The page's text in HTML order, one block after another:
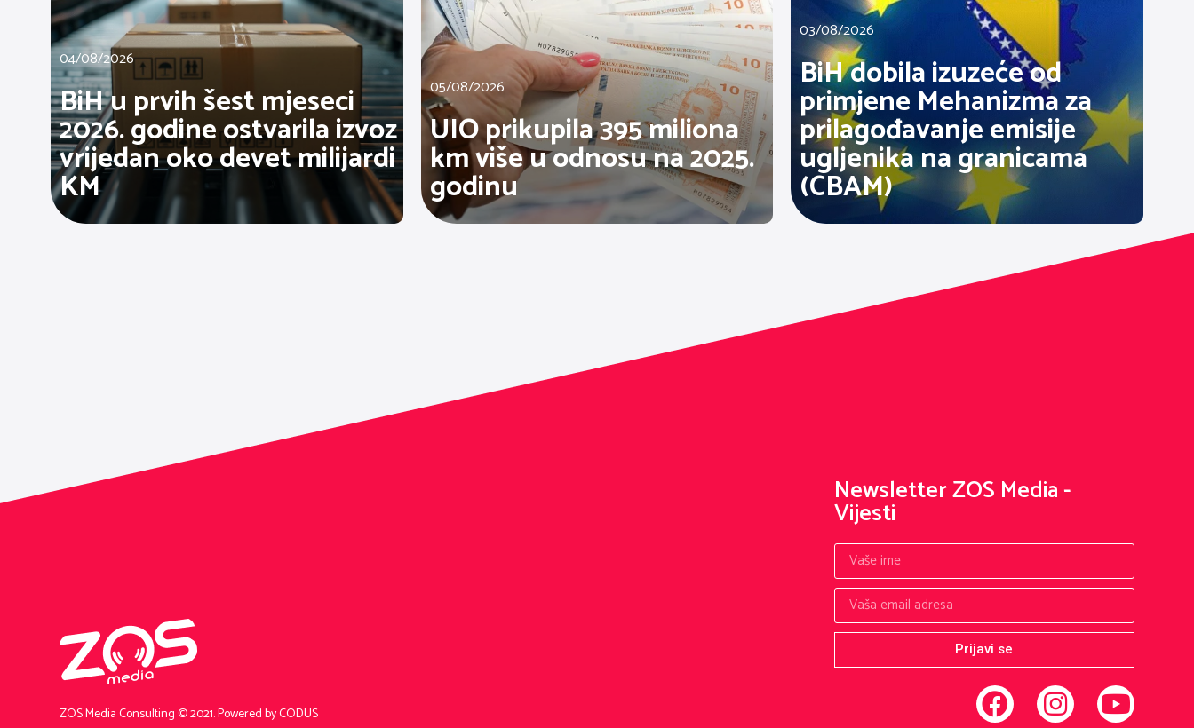
04/08/2026
BiH u prvih šest mjeseci
2026. godine ostvarila izvoz
vrijedan oko devet milijardi
KM
05/08/2026
UIO prikupila 395 miliona
km više u odnosu na 2025.
godinu
03/08/2026
BiH dobila izuzeće od
primjene Mehanizma za
prilagođavanje emisije
ugljenika na granicama
(CBAM)
ZOS Media Consulting © 2021.Powered by CODUS
Newsletter ZOS Media -
Vijesti
Prijavi se